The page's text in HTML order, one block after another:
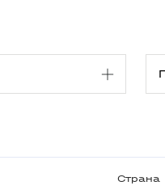
Страна